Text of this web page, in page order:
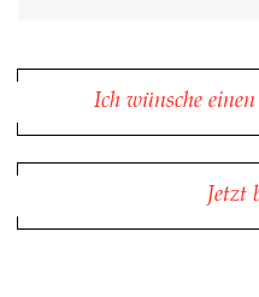
Ich wünsche
Jetzt